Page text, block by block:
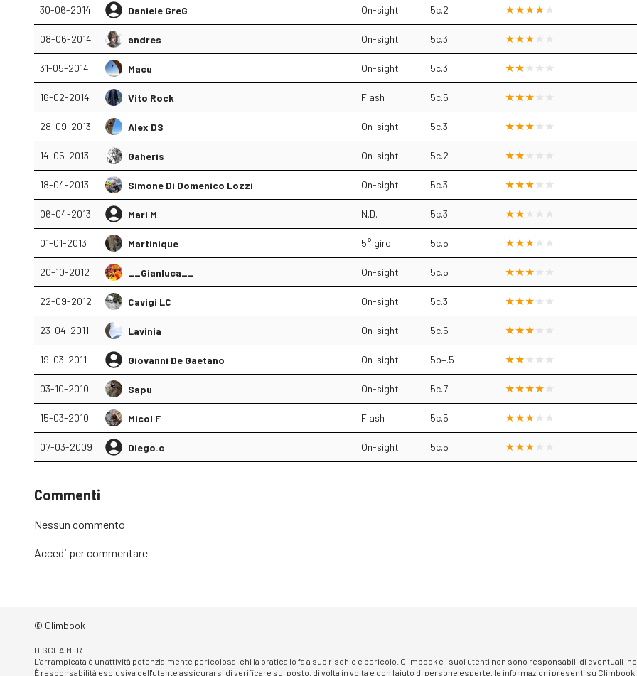
30-06-2014 Daniele GreG On-sight 5c.2
08-06-2014 andres On-sight 5c.3
31-05-2014 Macu On-sight 5c.3
16-02-2014 Vito Rock Flash 5c.5
28-09-2013 Alex DS On-sight 5c.3
14-05-2013 Gaheris On-sight 5c.2
18-04-2013 Simone Di Domenico Lozzi On-sight 5c.3
06-04-2013 Mari M N.D. 5c.3
01-01-2013 Martinique 5° giro 5c.5
20-10-2012 __Gianluca__ On-sight 5c.5
22-09-2012 Cavigi LC On-sight 5c.3
23-04-2011 Lavinia On-sight 5c.5
19-03-2011 Giovanni De Gaetano On-sight 5b+.5
03-10-2010 Sapu On-sight 5c.7
15-03-2010 Micol F Flash 5c.5
07-03-2009 Diego.c On-sight 5c.5
Commenti
Nessun commento
Accedi per commentare
© Climbook
DISCLAIMER
L'arrampicata è un'attività potenzialmente pericolosa, chi la pratica lo fa a suo rischio e pericolo. Climbook e i suoi utenti non sono responsabili di eventuali
È responsabilità esclusiva dell'utente assicurarsi di verificare sul posto, di volta in volta e con l'aiuto di persone esperte, le informazioni presenti su